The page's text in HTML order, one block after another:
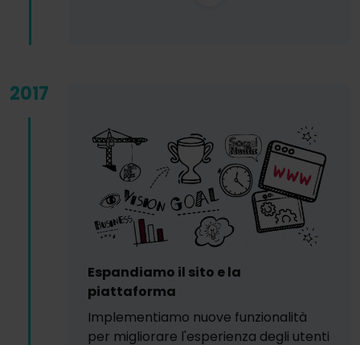
2017
Espandiamo il sito e la
piattaforma
Implementiamo nuove funzionalità
per migliorare l'esperienza degli utenti